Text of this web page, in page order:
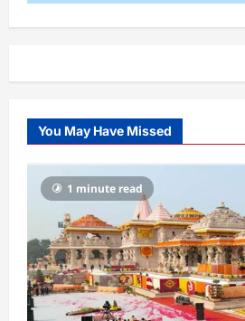
You May Have Missed
1 minute read